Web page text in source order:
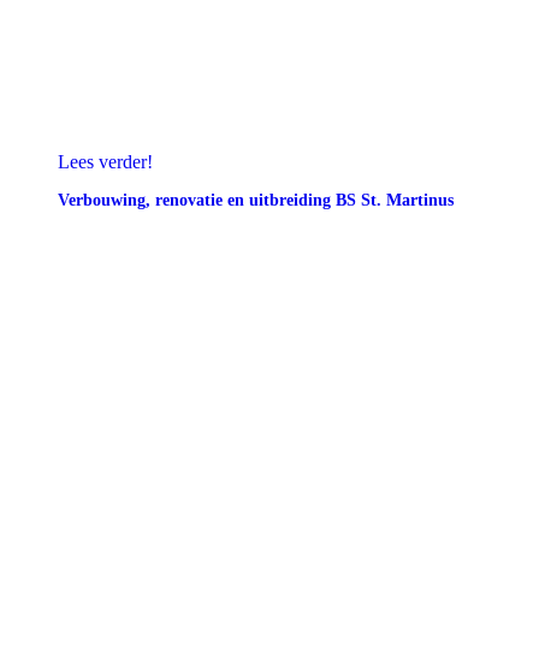
Lees verder!
Verbouwing, renovatie en uitbreiding BS St. Martinus